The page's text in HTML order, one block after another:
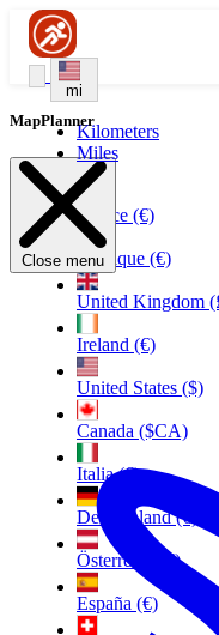
mi
Kilometers
Miles
France (€)
Belgique (€)
United Kingdom
Ireland (€)
United States ($)
Canada ($CA)
Italia (€)
Deutschland (€)
Österreich (€)
España (€)
MapPlanner
Close menu